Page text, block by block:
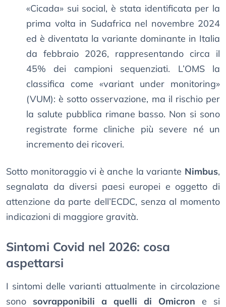
«Cicada» sui social, è stata identificata per la
prima volta in Sudafrica nel novembre 2024
ed è diventata la variante dominante in Italia
da febbraio 2026, rappresentando circa il
45% dei campioni sequenziati. L’OMS la
classifica come «variant under monitoring»
(VUM): è sotto osservazione, ma il rischio per
la salute pubblica rimane basso. Non si sono
registrate forme cliniche più severe né un
incremento dei ricoveri.
Sotto monitoraggio vi è anche la variante Nimbus,
segnalata da diversi paesi europei e oggetto di
attenzione da parte dell’ECDC, senza al momento
indicazioni di maggiore gravità.
Sintomi Covid nel 2026: cosa
aspettarsi
I sintomi delle varianti attualmente in circolazione
sono sovrapponibili a quelli di Omicron e si